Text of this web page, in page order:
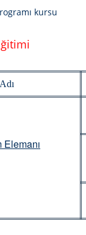
kursu